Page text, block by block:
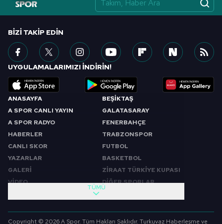
ANASAYFA
A SPOR CANLI YAYIN
A SPOR RADYO
HABERLER
CANLI SKOR
YAZARLAR
GALERİ
VİDEO
BEŞİKTAŞ
GALATASARAY
FENERBAHÇE
TRABZONSPOR
FUTBOL
BASKETBOL
ZİRAAT TÜRKİYE KUPASI
DİĞER SPORLAR
SABAH SPORU
FUTBOL
TÜMÜ
BIZI TAKIP EDIN
UYGULAMALARIMIZI İNDİRİN!
Copyright © 2026 A Spor. Tüm Hakları Saklıdır. Turkuvaz Haberleşme ve